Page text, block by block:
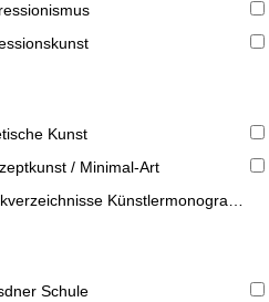
Kunst
/ Minimal-Art
Künstlermonographien
Schule